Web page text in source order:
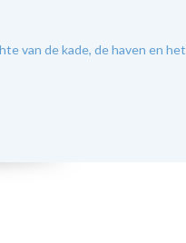
van de kade, de haven en het